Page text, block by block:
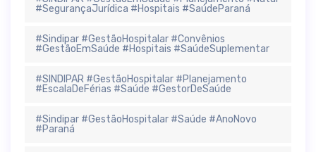
#SegurançaJurídica #Hospitais #SaúdeParaná
#Sindipar #GestãoHospitalar #Convênios
#GestãoEmSaúde #Hospitais #SaúdeSuplementar
#SINDIPAR #GestãoHospitalar #Planejamento
#EscalaDeFérias #Saúde #GestorDeSaúde
#Sindipar #GestãoHospitalar #Saúde #AnoNovo
#Paraná